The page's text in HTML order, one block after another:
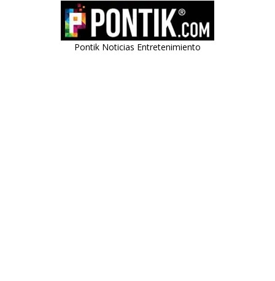
Pontik Noticias Entretenimiento